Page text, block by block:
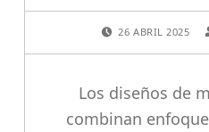
26 ABRIL 2025
Los diseños de
combinan